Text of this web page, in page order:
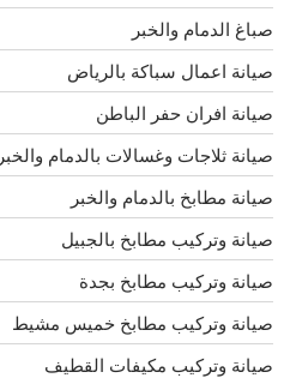
صباغ الدمام والخبر
صيانة اعمال سباكة بالرياض
صيانة افران حفر الباطن
صيانة ثلاجات وغسالات بالدمام والخبر
صيانة مطابخ بالدمام والخبر
صيانة وتركيب مطابخ بالجبيل
صيانة وتركيب مطابخ بجدة
صيانة وتركيب مطابخ خميس مشيط
صيانة وتركيب مكيفات القطيف